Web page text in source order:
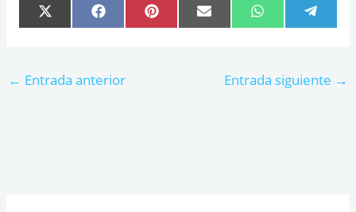
COMPARTIR
EN
X
(
T
COMPARTIR
EN
F
A
O
O
COMPARTIR
EN
P
I
COMPARTIR
EN
E
M
COMPARTIR
EN
W
H
A
P
EN
E
A
← Entrada anterior Entrada siguiente →